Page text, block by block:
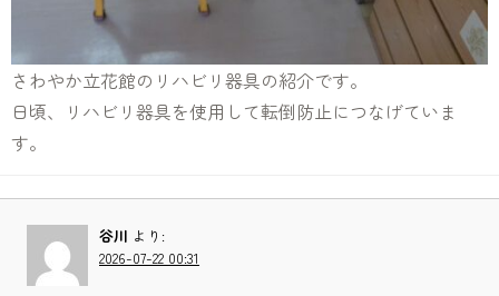
さわやか立花館のリハビリ器具の紹介です。
日頃、リハビリ器具を使用して転倒防止につなげていま
す。
谷川 より:
2026-07-22 00:31